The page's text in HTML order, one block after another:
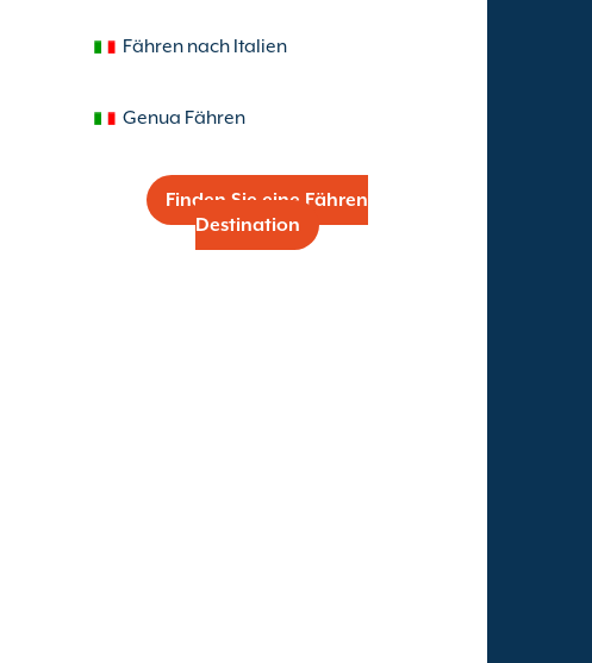
Fähren nach Italien
Genua Fähren
Finden Sie eine Fähren
Destination